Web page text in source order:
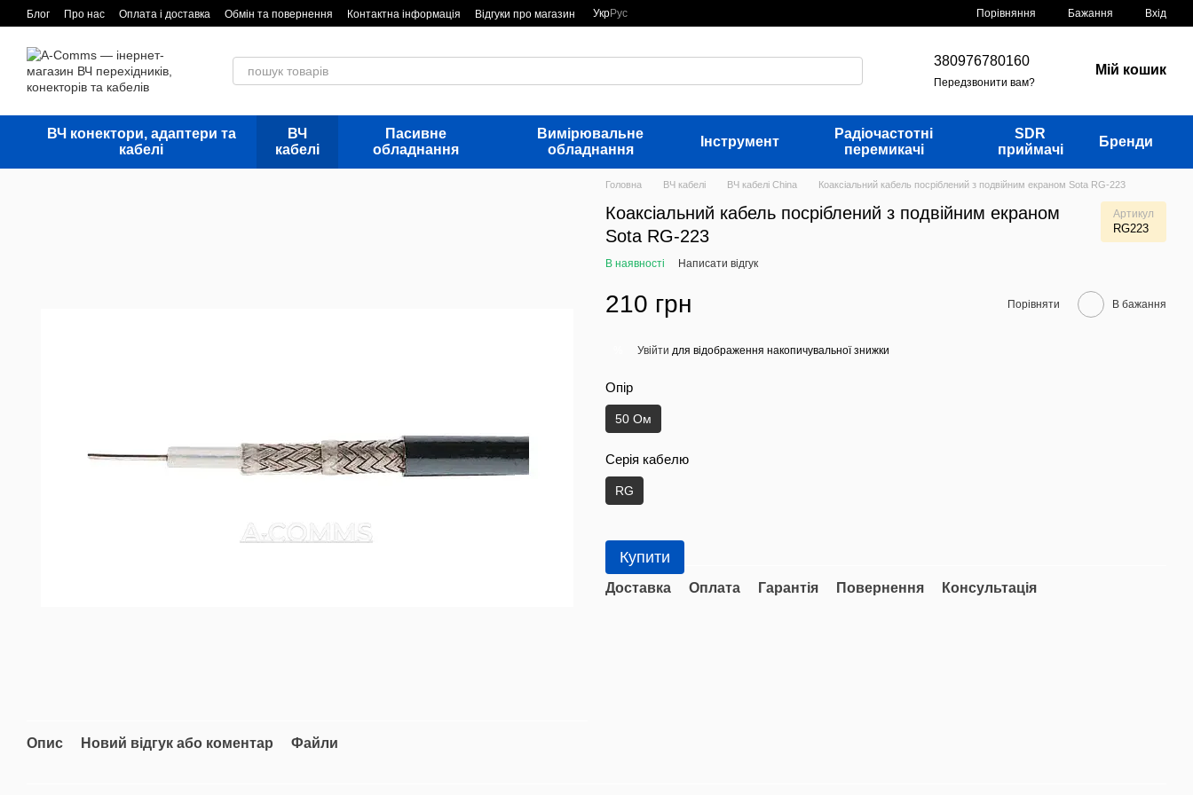
Перейти до основного контенту
Блог Про нас Оплата і доставка Обмін та повернення Контактна інформація Відгуки про магазин УкрРус Порівняння Бажання Вхід
380976780160
Передзвонити вам?
Мій кошик
ВЧ конектори, адаптери та
кабелі
ВЧ
кабелі
Пасивне
обладнання
Вимірювальне
обладнання
Інструмент
Радіочастотні
перемикачі
SDR
приймачі
Бренди
Опис Новий відгук або коментар Файли
Головна ВЧ кабелі ВЧ кабелі China Коаксіальний кабель посріблений з подвійним екраном Sota RG-223
Коаксіальний кабель посріблений з подвійним екраном
Sota RG-223
Артикул
RG223
В наявності Написати відгук
210 грн Порівняти В бажання
Увійти для відображення накопичувальної знижки
Опір
50 Ом
Серія кабелю
RG
Купити
Доставка Оплата Гарантія Повернення Консультація